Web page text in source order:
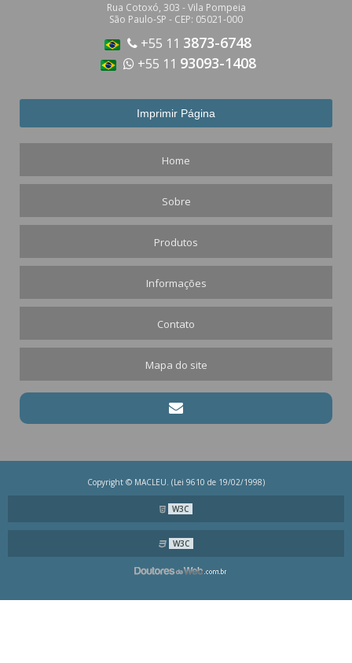
Rua Cotoxó, 303 - Vila Pompeia
São Paulo-SP - CEP: 05021-000
+55 11 3873-6748
+55 11 93093-1408
Home
Sobre
Produtos
Informações
Contato
Mapa do site
Copyright © MACLEU. (Lei 9610 de 19/02/1998)
W3C
W3C